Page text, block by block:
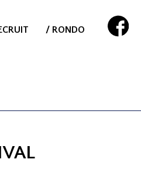
/ RONDO